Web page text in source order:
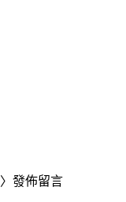
〉發佈留言